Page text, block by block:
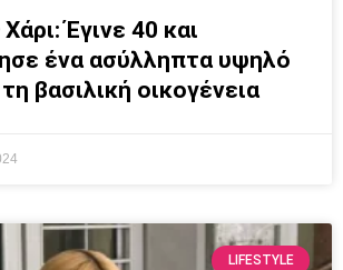
Έγινε 40 και
ένα ασύλληπτα υψηλό
βασιλική οικογένεια
LIFESTYLE